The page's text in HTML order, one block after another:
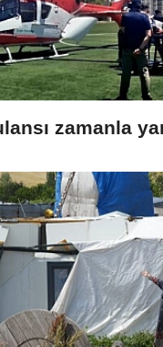
zamanla